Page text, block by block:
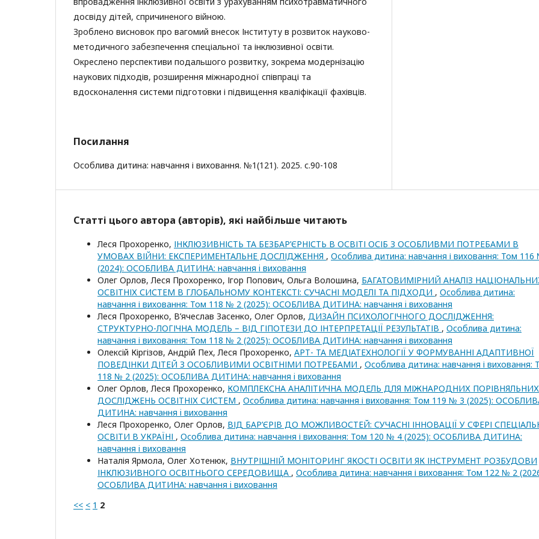
досвіду дітей, спричиненого війною.
Зроблено висновок про вагомий внесок Інституту в розвиток науково-
методичного забезпечення спеціальної та інклюзивної освіти.
Окреслено перспективи подальшого розвитку, зокрема модернізацію
наукових підходів, розширення міжнародної співпраці та
вдосконалення системи підготовки і підвищення кваліфікації фахівців.
Посилання
Особлива дитина: навчання і виховання. №1(121). 2025. с.90-108
Статті цього автора (авторів), які найбільше читають
Леся Прохоренко, ІНКЛЮЗИВНІСТЬ ТА БЕЗБАР’ЄРНІСТЬ В ОСВІТІ ОСІБ З ОСОБЛИВМИ ПОТРЕБАМИ В
УМОВАХ ВІЙНИ: ЕКСПЕРИМЕНТАЛЬНЕ ДОСЛІДЖЕННЯ , Особлива дитина: навчання і виховання: Том
(2024): ОСОБЛИВА ДИТИНА: навчання i виховання
Олег Орлов, Леся Прохоренко, Ігор Попович, Ольга Волошина, БАГАТОВИМІРНИЙ АНАЛІЗ
ОСВІТНІХ СИСТЕМ В ГЛОБАЛЬНОМУ КОНТЕКСТІ: СУЧАСНІ МОДЕЛІ ТА ПІДХОДИ , Особлива дитина:
навчання і виховання: Том 118 № 2 (2025): ОСОБЛИВА ДИТИНА: навчання i виховання
Леся Прохоренко, В’ячеслав Засенко, Олег Орлов, ДИЗАЙН ПСИХОЛОГІЧНОГО ДОСЛІДЖЕННЯ:
СТРУКТУРНО-ЛОГІЧНА МОДЕЛЬ – ВІД ГІПОТЕЗИ ДО ІНТЕРПРЕТАЦІЇ РЕЗУЛЬТАТІВ , Особлива дитина:
навчання і виховання: Том 118 № 2 (2025): ОСОБЛИВА ДИТИНА: навчання i виховання
Олексій Кіргізов, Андрій Пех, Леся Прохоренко, АРТ- ТА МЕДІАТЕХНОЛОГІЇ У ФОРМУВАННІ АДАПТИВНОЇ
ПОВЕДІНКИ ДІТЕЙ З ОСОБЛИВИМИ ОСВІТНІМИ ПОТРЕБАМИ , Особлива дитина: навчання і виховання:
118 № 2 (2025): ОСОБЛИВА ДИТИНА: навчання i виховання
Олег Орлов, Леся Прохоренко, КОМПЛЕКСНА АНАЛІТИЧНА МОДЕЛЬ ДЛЯ МІЖНАРОДНИХ ПОРІВНЯЛЬНИХ
ДОСЛІДЖЕНЬ ОСВІТНІХ СИСТЕМ , Особлива дитина: навчання і виховання: Том 119 № 3 (2025):
ДИТИНА: навчання i виховання
Леся Прохоренко, Олег Орлов, ВІД БАР’ЄРІВ ДО МОЖЛИВОСТЕЙ: СУЧАСНІ ІННОВАЦІЇ У СФЕРІ
ОСВІТИ В УКРАЇНІ , Особлива дитина: навчання і виховання: Том 120 № 4 (2025): ОСОБЛИВА ДИТИНА:
навчання i виховання
Наталія Ярмола, Олег Хотенюк, ВНУТРІШНІЙ МОНІТОРИНГ ЯКОСТІ ОСВІТИ ЯК ІНСТРУМЕНТ РОЗБУДОВИ
ІНКЛЮЗИВНОГО ОСВІТНЬОГО СЕРЕДОВИЩА , Особлива дитина: навчання і виховання: Том 122 № 2
ОСОБЛИВА ДИТИНА: навчання i виховання
<< < 1 2